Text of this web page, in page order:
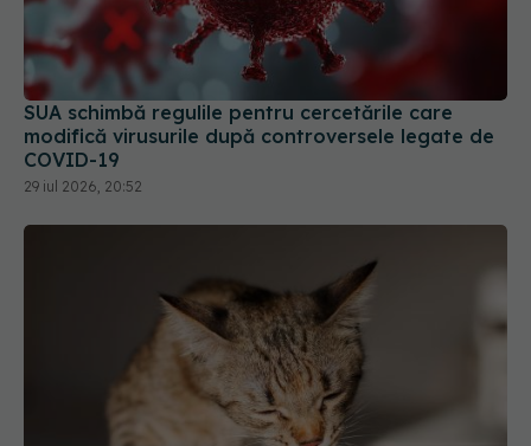
SUA schimbă regulile pentru cercetările care
modifică virusurile după controversele legate de
COVID-19
29 iul 2026, 20:52